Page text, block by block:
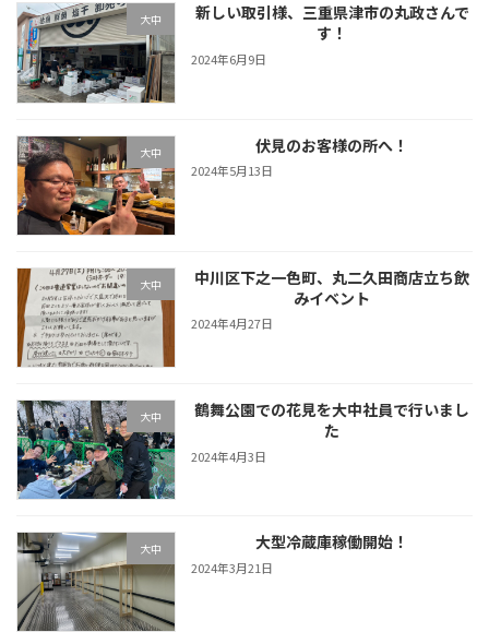
大中
新しい取引様、三重県津市の丸政さんで
す！
2024年6月9日
大中 伏見のお客様の所へ！
2024年5月13日
大中
中川区下之一色町、丸二久田商店立ち飲
みイベント
2024年4月27日
大中
鶴舞公園での花見を大中社員で行いまし
た
2024年4月3日
大中 大型冷蔵庫稼働開始！
2024年3月21日